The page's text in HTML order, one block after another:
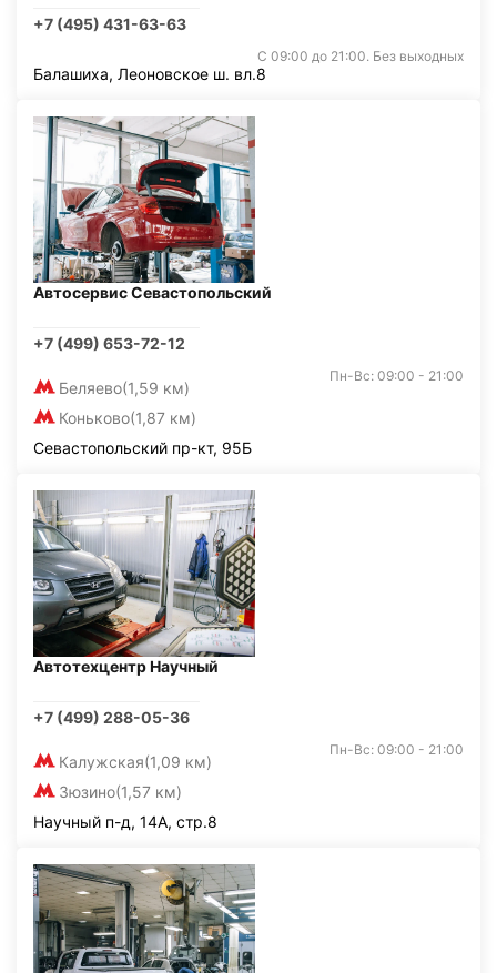
+7 (495) 431-63-63
С 09:00 до 21:00. Без выходных
Балашиха, Леоновское ш. вл.8
Автосервис Севастопольский
+7 (499) 653-72-12
Беляево(1,59 км)
Коньково(1,87 км)
Пн-Вс: 09:00 - 21:00
Севастопольский пр-кт, 95Б
Автотехцентр Научный
+7 (499) 288-05-36
Калужская(1,09 км)
Зюзино(1,57 км)
Пн-Вс: 09:00 - 21:00
Научный п-д, 14А, стр.8